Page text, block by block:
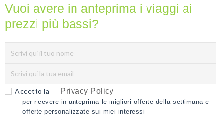
Vuoi avere in anteprima i viaggi ai
prezzi più bassi?
Accetto la Privacy Policy
per ricevere in anteprima le migliori offerte della settimana e
offerte personalizzate sui miei interessi